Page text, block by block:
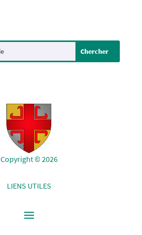
Copyright © 2026
LIENS UTILES